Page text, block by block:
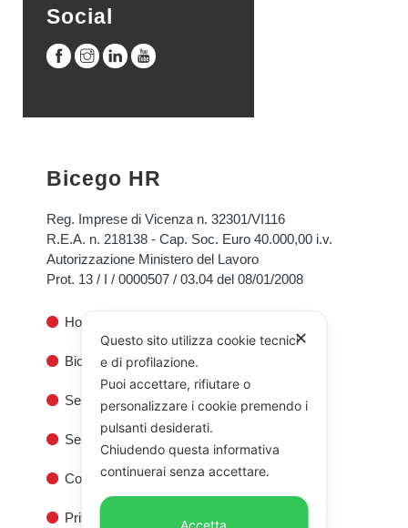
Social
Bicego HR
Reg. Imprese di Vicenza n. 32301/VI116
R.E.A. n. 218138 - Cap. Soc. Euro 40.000,00 i.v.
Autorizzazione Ministero del Lavoro
Prot. 13 / I / 0000507 / 03.04 del 08/01/2008
Home
Bicego HR
Servizi alle Aziende
Servizi ai Privati
Contatti
Privacy
✕
Questo sito utilizza cookie tecnici
e di profilazione.
Puoi accettare, rifiutare o
personalizzare i cookie premendo i
pulsanti desiderati.
Chiudendo questa informativa
continuerai senza accettare.
Accetta